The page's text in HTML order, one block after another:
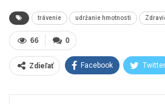
trávenie udržanie hmotnosti
0
66
Zdieľať Facebook Twitter